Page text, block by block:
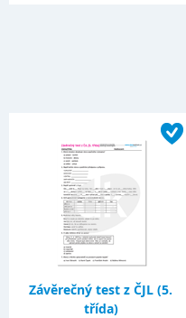
Závěrečný test z ČJL (5.
třída)